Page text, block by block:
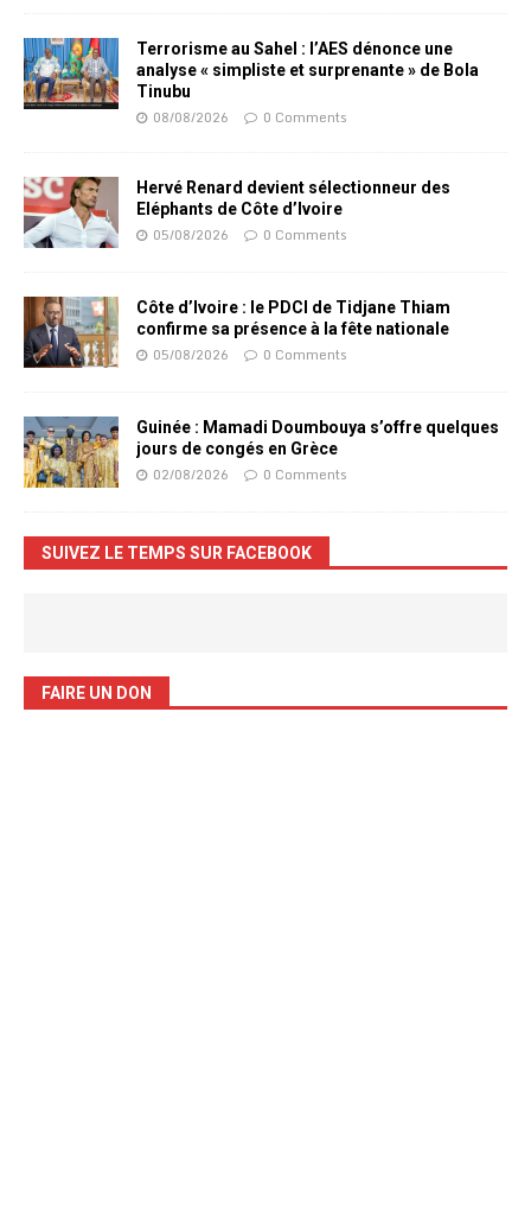
Terrorisme au Sahel : l’AES dénonce une
analyse « simpliste et surprenante » de Bola
Tinubu
08/08/2026 0 Comments
Hervé Renard devient sélectionneur des
Eléphants de Côte d’Ivoire
05/08/2026 0 Comments
Côte d’Ivoire : le PDCI de Tidjane Thiam
confirme sa présence à la fête nationale
05/08/2026 0 Comments
Guinée : Mamadi Doumbouya s’offre quelques
jours de congés en Grèce
02/08/2026 0 Comments
SUIVEZ LE TEMPS SUR FACEBOOK
FAIRE UN DON